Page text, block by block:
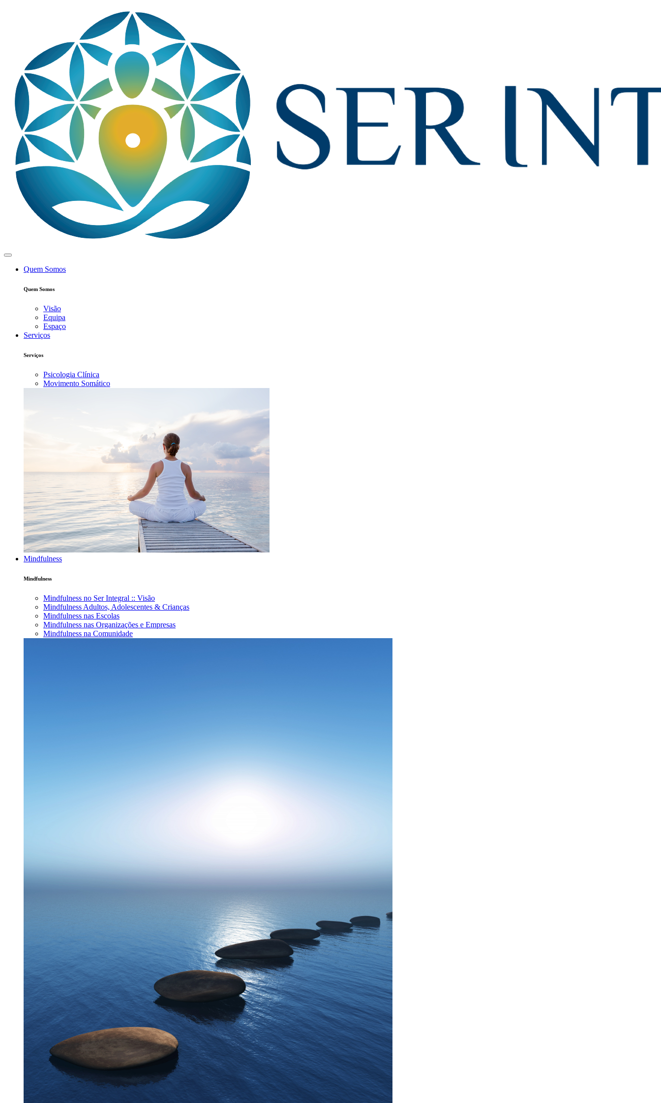
Quem Somos
Quem Somos
Visão
Equipa
Espaço
Serviços
Serviços
Psicologia Clínica
Movimento Somático
Mindfulness
Mindfulness
Mindfulness no Ser Integral :: Visão
Mindfulness Adultos, Adolescentes & Crianças
Mindfulness nas Escolas
Mindfulness nas Organizações e Empresas
Mindfulness na Comunidade